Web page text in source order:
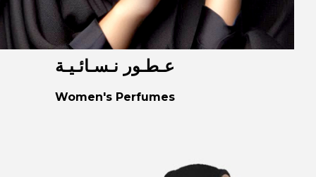
عـطـور نـسـائـيـة
Women's Perfumes